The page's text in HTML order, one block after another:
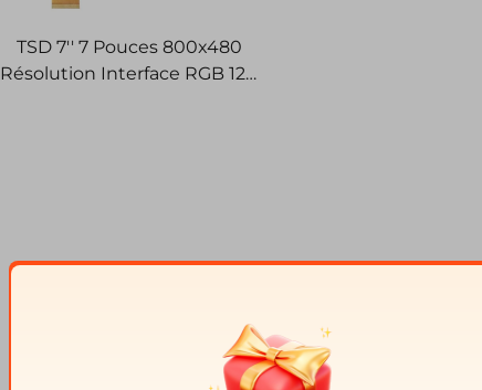
TSD 7'' 7 Pouces 800x480
Résolution Interface RGB 12H